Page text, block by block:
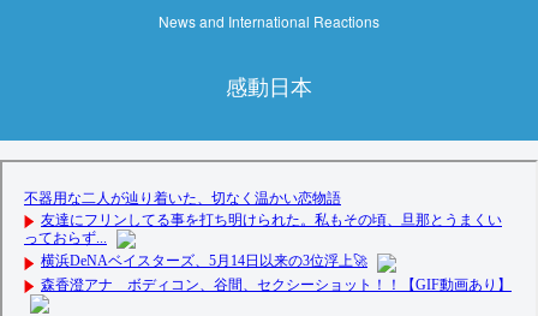
News and International Reactions
感動日本